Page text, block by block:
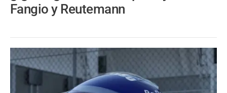
Fangio y Reutemann